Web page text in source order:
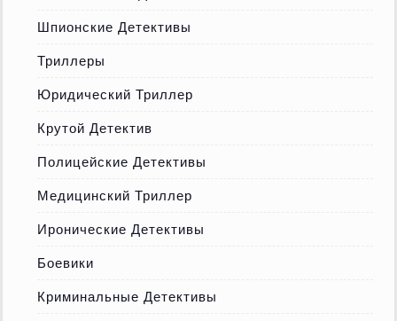
Шпионские Детективы
Триллеры
Юридический Триллер
Крутой Детектив
Полицейские Детективы
Медицинский Триллер
Иронические Детективы
Боевики
Криминальные Детективы